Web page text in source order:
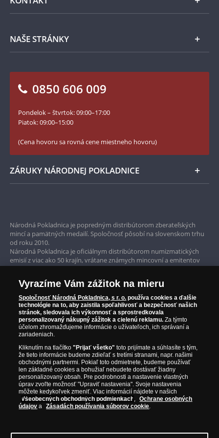
100. výročie vzniku Česko-Slovenska
Ochrana osobných údajov
Numizmatické novinky
Napíšte nám
NAŠE STRÁNKY
Blog Pokladnica mincí
Facebook Národnej Pokladnice
YouTube Národnej Pokladnice
0850 606 009
Pondelok – štvrtok: 09:00–17:00
Piatok: 09:00–15:00
(Cena hovoru sa rovná cene miestneho hovoru)
ZÁRUKY NÁRODNEJ POKLADNICE
Garancia najvyššej kvality
Iba originálne produkty
Národná Pokladnica je popredným distribútorom zberateľských
mincí a pamätných medailí. Spoločnosť pôsobí na slovenskom trhu
od roku 2010.
Národná Pokladnica je oficiálnym distribútorom numizmatických
emisií z viac ako 50 krajín, vrátane známych mincovní a emitentov
Parížska mincovňa, Nórska mincovňa, Fínska mincovňa alebo
Austrálska mincovňa Perth. Spoločnosť svojim zákazníkom a
zberateľom garantuje, že všetky produkty sú v originálnej a v
prvotriednej kvalite, čo je doložené aj priloženým Certifikátom
autentickosti.
© Copyright 2026 - Národná Pokladnica, s. r. o.; Námestie Mateja Korvína 1,
Vyrazíme Vám zážitok na mieru
Spoločnosť Národná Pokladnica, s r. o. používa cookies a ďalšie
technológie na to, aby zaistila spoľahlivosť a bezpečnosť našich
stránok, sledovala ich výkonnosť a sprostredkovala
personalizovaný nákupný zážitok a cielenú reklamu. Za týmto
účelom zhromažďujeme informácie o užívateľoch, ich správaní a
zariadeniach.
Kliknutím na tlačítko"Prijať všetko" toto prijímate a súhlasíte s tým,
že tieto informácie budeme zdieľať s tretími stranami, napr. našimi
obchodnými partnermi. Pokiaľ toto odmietnete, budeme používať
len základné cookies a bohužiaľ nebudete dostávať žiadny
personalizovaný obsah. Pre podrobnosti a nastavenie vlastných
úprav zvoľte možnosť "Upraviť nastavenia". Svoje nastavenia
môžete kedykoľvek zmeniť. Viac informácií nájdete v našich
Všeobecných obchodných podmienkach ,
Ochrane osobných
údajov a Zásadách používania súborov cookie.